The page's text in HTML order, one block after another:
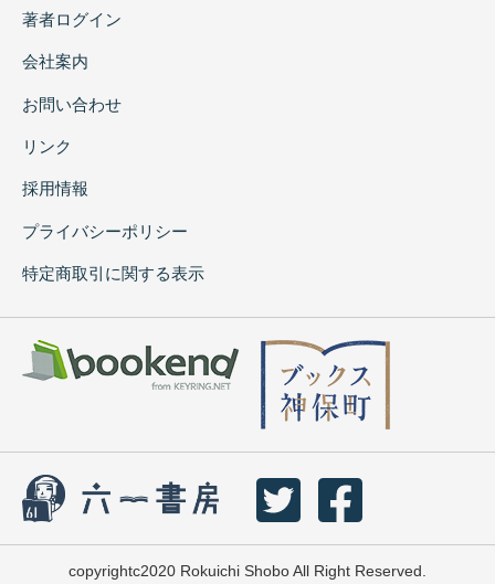
著者ログイン
会社案内
お問い合わせ
リンク
採用情報
プライバシーポリシー
特定商取引に関する表示
copyrightc2020 Rokuichi Shobo All Right Reserved.